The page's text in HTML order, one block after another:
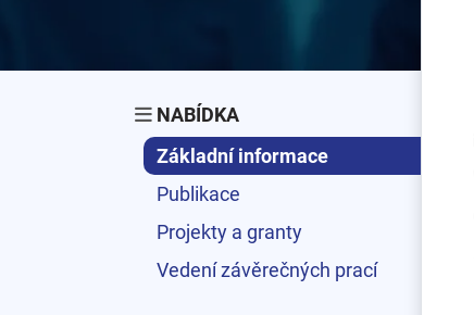
NABÍDKA
Základní informace
Publikace
Projekty a granty
Vedení závěrečných prací